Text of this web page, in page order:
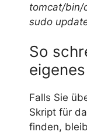
tomcat/bin/
sudo
So
Falls Sie
Skript für
finden,